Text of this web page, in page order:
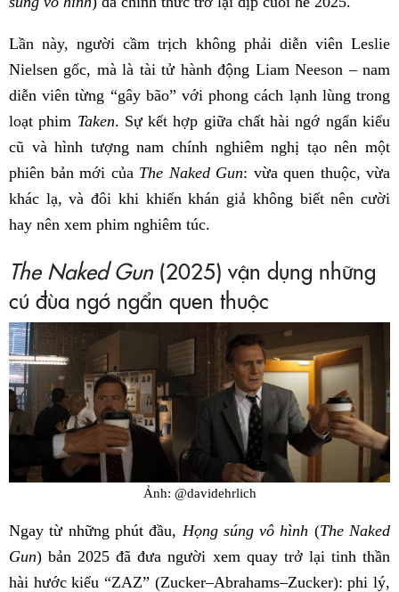
Lần này, người cầm trịch không phải diễn viên Leslie
Nielsen gốc, mà là tài tử hành động Liam Neeson – nam
diễn viên từng “gây bão” với phong cách lạnh lùng trong
loạt phim Taken. Sự kết hợp giữa chất hài ngớ ngẩn kiểu
cũ và hình tượng nam chính nghiêm nghị tạo nên một
phiên bản mới của The Naked Gun: vừa quen thuộc, vừa
khác lạ, và đôi khi khiến khán giả không biết nên cười
hay nên xem phim nghiêm túc.
The Naked Gun (2025) vận dụng những
cú đùa ngớ ngẩn quen thuộc
Ảnh: @davidehrlich
Ngay từ những phút đầu, Họng súng vô hình (The Naked
Gun) bản 2025 đã đưa người xem quay trở lại tinh thần
hài hước kiểu “ZAZ” (Zucker–Abrahams–Zucker): phi lý,